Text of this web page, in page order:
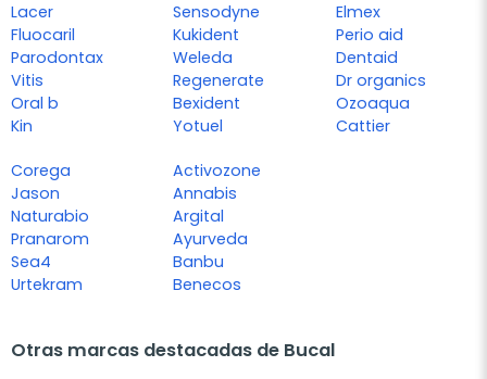
Lacer
Fluocaril
Parodontax
Vitis
Oral b
Kin
Sensodyne
Kukident
Weleda
Regenerate
Bexident
Yotuel
Elmex
Perio aid
Dentaid
Dr organics
Ozoaqua
Cattier
Corega
Jason
Naturabio
Pranarom
Sea4
Urtekram
Activozone
Annabis
Argital
Ayurveda
Banbu
Benecos
Otras marcas destacadas de Bucal